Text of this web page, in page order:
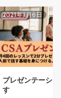
2021年1月6日
プレゼンテーシ
す